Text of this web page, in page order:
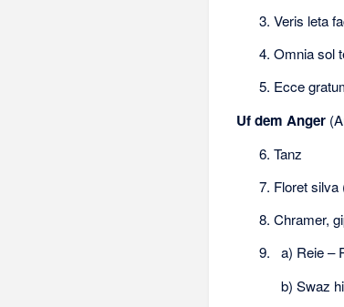
3. Veris leta
4. Omnia sol
5. Ecce
Uf dem Anger
6. Tanz
7. Floret silva
8. Chramer,
9.
a) Reie –
b) Swaz